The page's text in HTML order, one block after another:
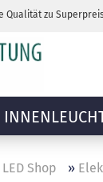
Qualität zu
LED Shop »